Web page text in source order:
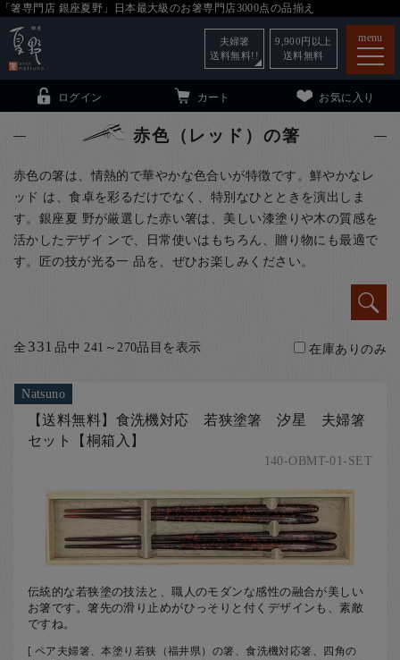
「箸専門店 銀座夏野」日本最大級のお箸専門店3000点の品揃え
menu
子供和食器（贈答用・自宅用）
ご利用ガイド
お客様の声
店舗紹介
お知らせ
English
ログイン カート お気に入り
夫婦箸
送料無料!!
9,900 円以上
送料無料
赤色（レッド）の箸
赤色の箸は、情熱的で華やかな色合いが特徴です。鮮やかなレ
ッド は、食卓を彩るだけでなく、特別なひとときを演出しま
す。銀座夏 野が厳選した赤い箸は、美しい漆塗りや木の質感を
活かしたデザイ ンで、日常使いはもちろん、贈り物にも最適で
す。匠の技が光る一 品を、ぜひお楽しみください。
全 331品中 241～270品目を表示 在庫ありのみ
Natsuno
【送料無料】食洗機対応 若狭塗箸 汐星 夫婦箸
セット【桐箱入】
140-OBMT-01-SET
伝統的な若狭塗の技法と、職人のモダンな感性の融合が美しい
お箸です。箸先の滑り止めがひっそりと付くデザインも、素敵
ですね。
[ ペア夫婦箸、本塗り若狭（福井県）の箸、食洗機対応箸、四角の